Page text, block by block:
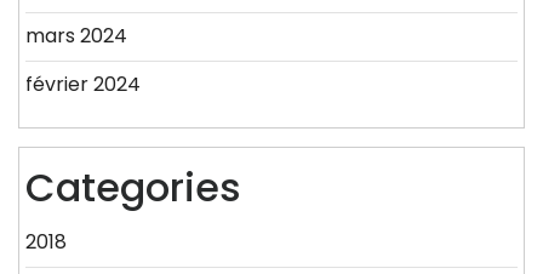
mars 2024
février 2024
Categories
2018